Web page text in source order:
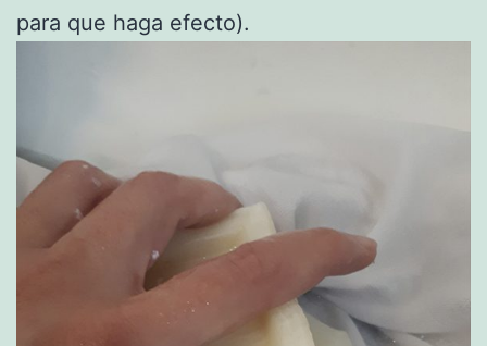
para que haga efecto).